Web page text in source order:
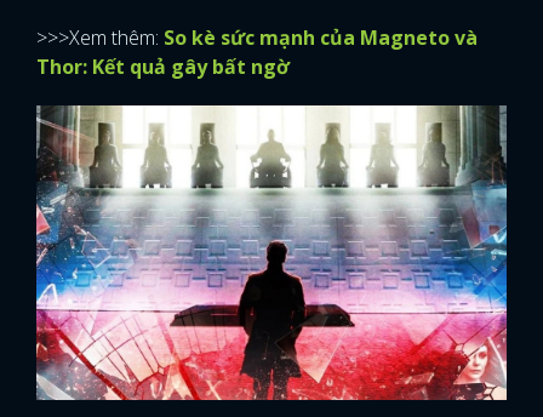
>>>Xem thêm: So kè sức mạnh của Magneto và
Thor: Kết quả gây bất ngờ